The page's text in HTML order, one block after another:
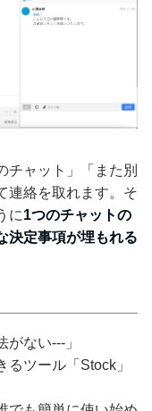
チャット」「また別
連絡を取れます。そ
に1つのチャットの
決定事項が埋もれる
がない---」
ツール「Stock」